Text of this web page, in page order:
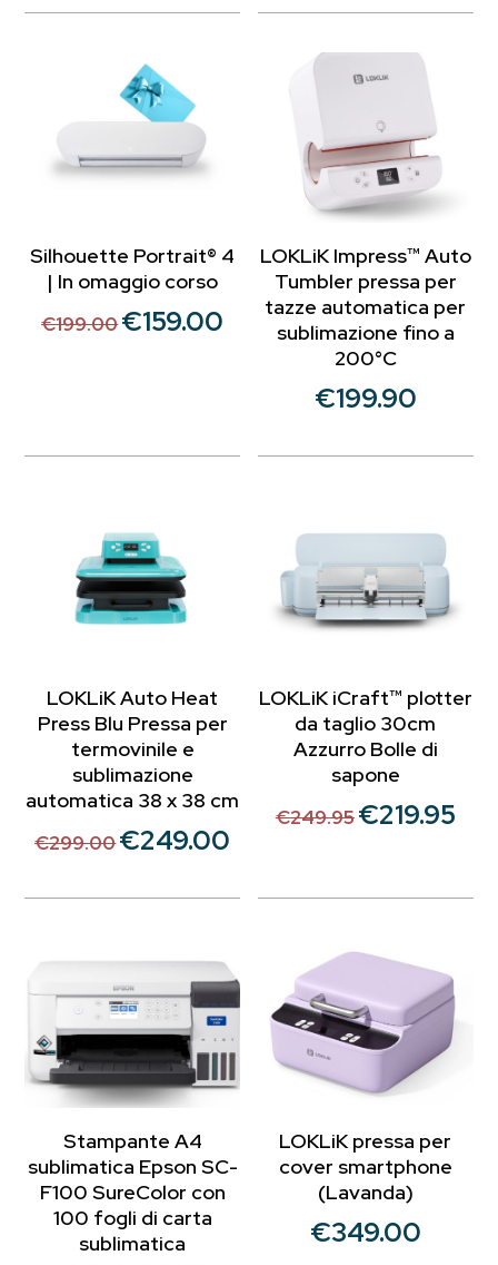
Silhouette Portrait® 4
| In omaggio corso
€199.00 Il
€159.00
LOKLiK Impress™ Auto
Tumbler pressa per
tazze automatica per
sublimazione fino a
200°C
€199.90
LOKLiK Auto Heat
Press Blu Pressa per
termovinile e
sublimazione
automatica 38 x 38 cm
€299.00 Il
originale
€249.00
attuale
LOKLiK iCraft™ plotter
da taglio 30cm
Azzurro Bolle di
sapone
€249.95 Il
era:
€219.95Il
è:
Stampante A4
sublimatica Epson SC-
F100 SureColor con
100 fogli di carta
sublimatica
LOKLiK pressa per
cover smartphone
(Lavanda)
€349.00